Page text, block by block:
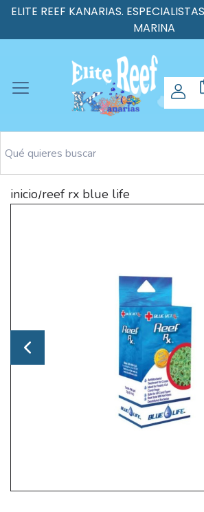
ELITE REEF KANARIAS.
MARINA
inicio/reef rx blue life